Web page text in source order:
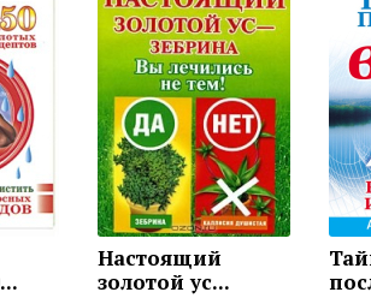
Настоящий
золотой ус...